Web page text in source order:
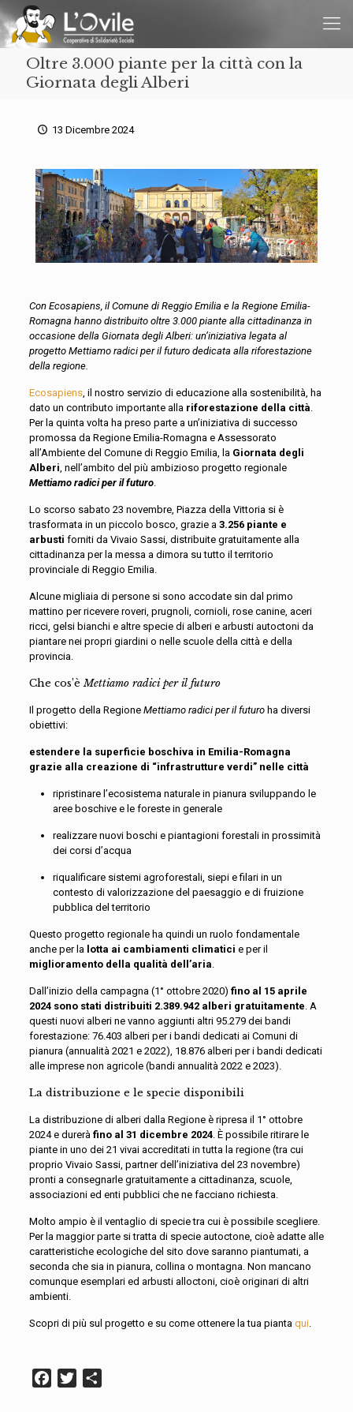
Oltre 3.000 piante per la città con la
Giornata degli Alberi
13 Dicembre 2024
Con Ecosapiens, il Comune di Reggio Emilia e la Regione Emilia-
Romagna hanno distribuito oltre 3.000 piante alla cittadinanza in
occasione della Giornata degli Alberi: un’iniziativa legata al
progetto Mettiamo radici per il futuro dedicata alla riforestazione
della regione.
Ecosapiens, il nostro servizio di educazione alla sostenibilità, ha
dato un contributo importante alla riforestazione della città.
Per la quinta volta ha preso parte a un’iniziativa di successo
promossa da Regione Emilia-Romagna e Assessorato
all’Ambiente del Comune di Reggio Emilia, la Giornata degli
Alberi, nell’ambito del più ambizioso progetto regionale
Mettiamo radici per il futuro.
Lo scorso sabato 23 novembre, Piazza della Vittoria si è
trasformata in un piccolo bosco, grazie a 3.256 piante e
arbusti forniti da Vivaio Sassi, distribuite gratuitamente alla
cittadinanza per la messa a dimora su tutto il territorio
provinciale di Reggio Emilia.
Alcune migliaia di persone si sono accodate sin dal primo
mattino per ricevere roveri, prugnoli, cornioli, rose canine, aceri
ricci, gelsi bianchi e altre specie di alberi e arbusti autoctoni da
piantare nei propri giardini o nelle scuole della città e della
provincia.
Che cos’èMettiamo radici per il futuro
Il progetto della Regione Mettiamo radici per il futuro ha diversi
obiettivi:
estendere la superficie boschiva in Emilia-Romagna
grazie alla creazione di “infrastrutture verdi” nelle città
ripristinare l’ecosistema naturale in pianura sviluppando le
aree boschive e le foreste in generale
realizzare nuovi boschi e piantagioni forestali in prossimità
dei corsi d’acqua
riqualificare sistemi agroforestali, siepi e filari in un
contesto di valorizzazione del paesaggio e di fruizione
pubblica del territorio
Questo progetto regionale ha quindi un ruolo fondamentale
anche per la lotta ai cambiamenti climatici e per il
miglioramento della qualità dell’aria.
Dall’inizio della campagna (1° ottobre 2020) fino al 15 aprile
2024 sono stati distribuiti 2.389.942 alberi gratuitamente. A
questi nuovi alberi ne vanno aggiunti altri 95.279 dei bandi
forestazione: 76.403 alberi per i bandi dedicati ai Comuni di
pianura (annualità 2021 e 2022), 18.876 alberi per i bandi dedicati
alle imprese non agricole (bandi annualità 2022 e 2023).
La distribuzione e le specie disponibili
La distribuzione di alberi dalla Regione è ripresa il 1° ottobre
2024 e durerà fino al 31 dicembre 2024. È possibile ritirare le
piante in uno dei 21 vivai accreditati in tutta la regione (tra cui
proprio Vivaio Sassi, partner dell’iniziativa del 23 novembre)
pronti a consegnarle gratuitamente a cittadinanza, scuole,
associazioni ed enti pubblici che ne facciano richiesta.
Molto ampio è il ventaglio di specie tra cui è possibile scegliere.
Per la maggior parte si tratta di specie autoctone, cioè adatte alle
caratteristiche ecologiche del sito dove saranno piantumati, a
seconda che sia in pianura, collina o montagna. Non mancano
comunque esemplari ed arbusti alloctoni, cioè originari di altri
ambienti.
Scopri di più sul progetto e su come ottenere la tua pianta qui.
Facebook
Twitter